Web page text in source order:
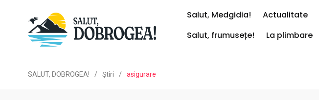
Salut, Medgidia! Actualitate
Salut, frumusețe!
La plimbare
SALUT, DOBROGEA! / Ştiri / asigurare